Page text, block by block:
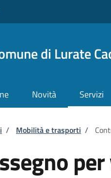
di Lurate
Novità Servizi
di pane
/ Mobilità e trasporti /